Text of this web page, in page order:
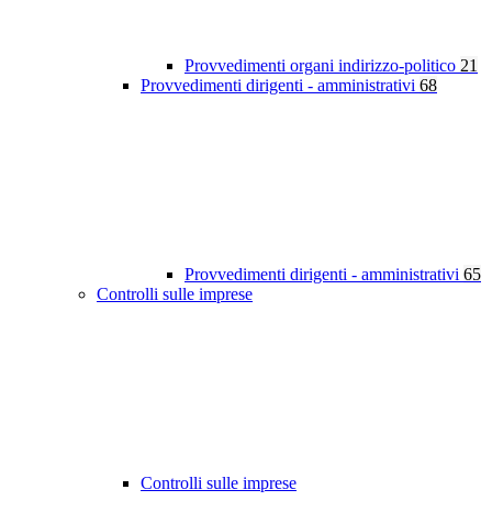
Provvedimenti organi indirizzo-politico 21
Provvedimenti dirigenti - amministrativi 68
Provvedimenti dirigenti - amministrativi 65
Controlli sulle imprese
Controlli sulle imprese